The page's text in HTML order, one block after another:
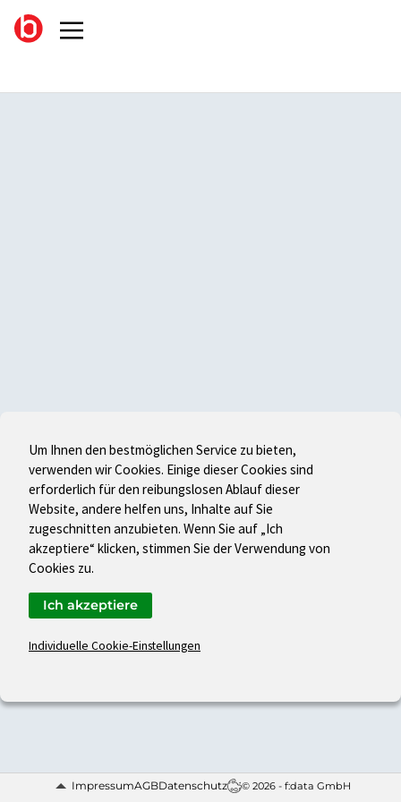
ImpressumAGBDatenschutz © 2026 - f:data GmbH
Um Ihnen den bestmöglichen Service zu bieten,
verwenden wir Cookies. Einige dieser Cookies sind
erforderlich für den reibungslosen Ablauf dieser
Website, andere helfen uns, Inhalte auf Sie
zugeschnitten anzubieten. Wenn Sie auf „Ich
akzeptiere“ klicken, stimmen Sie der Verwendung von
Cookies zu.
Individuelle Cookie-Einstellungen
Ich akzeptiere